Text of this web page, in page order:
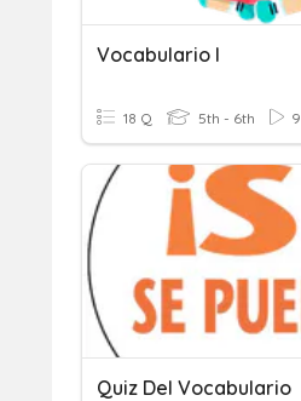
Vocabulario I
18 Q 5th - 6th 9
Quiz Del Vocabulario